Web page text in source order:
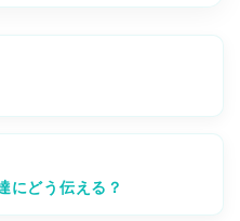
にどう伝える？